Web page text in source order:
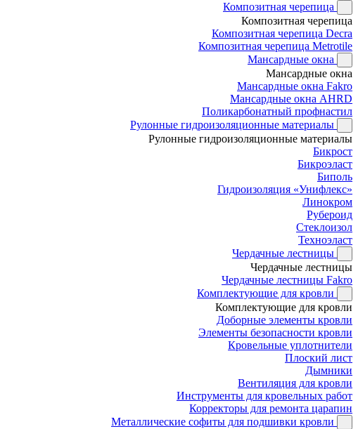
Композитная черепица
Композитная черепица
Композитная черепица Decra
Композитная черепица Metrotile
Мансардные окна
Мансардные окна
Мансардные окна Fakro
Мансардные окна AHRD
Поликарбонатный профнастил
Рулонные гидроизоляционные материалы
Рулонные гидроизоляционные материалы
Бикрост
Бикроэласт
Биполь
Гидроизоляция «Унифлекс»
Линокром
Рубероид
Стеклоизол
Техноэласт
Чердачные лестницы
Чердачные лестницы
Чердачные лестницы Fakro
Комплектующие для кровли
Комплектующие для кровли
Доборные элементы кровли
Элементы безопасности кровли
Кровельные уплотнители
Плоский лист
Дымники
Вентиляция для кровли
Инструменты для кровельных работ
Корректоры для ремонта царапин
Металлические софиты для подшивки кровли